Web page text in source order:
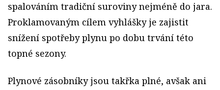
spalováním tradiční suroviny nejméně do jara.
Proklamovaným cílem vyhlášky je zajistit
snížení spotřeby plynu po dobu trvání této
topné sezony.
Plynové zásobníky jsou takřka plné, avšak ani